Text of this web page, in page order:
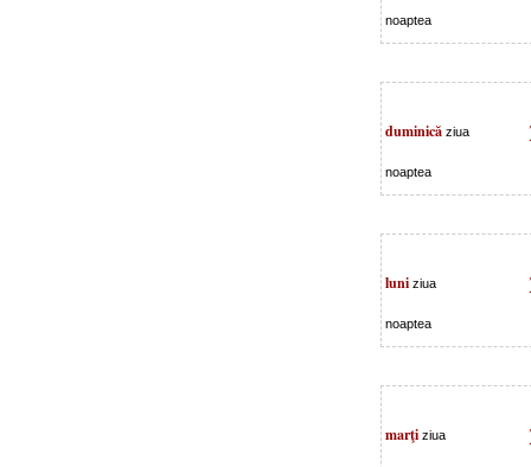
noaptea
duminică ziua
noaptea
luni ziua
noaptea
marţi ziua